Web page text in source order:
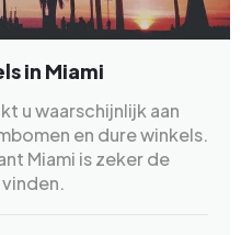
in Miami
u waarschijnlijk aan
en dure winkels.
Miami is zeker de